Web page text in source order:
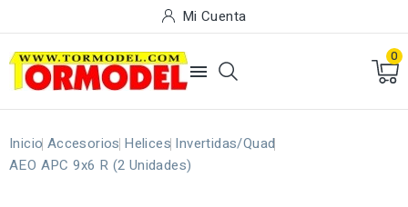
Mi Cuenta

0
Inicio Accesorios Helices Invertidas/Quad
AEO APC 9x6 R (2 Unidades)